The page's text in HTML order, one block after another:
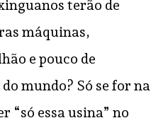
terão de
máquinas,
e pouco de
mundo? Só se for na
essa usina” no